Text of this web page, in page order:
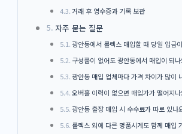
거래 후 영수증과 기록 보관
자주 묻는 질문
광안동에서 롤렉스 매입할 때 당일 입금
구성품이 없어도 광안동에서 매입이 되나
광안동 매입 업체마다 가격 차이가 많이
오버홀 이력이 없으면 매입가가 떨어지나
광안동 출장 매입 시 수수료가 따로 있나
롤렉스 외에 다른 명품시계도 함께 매입